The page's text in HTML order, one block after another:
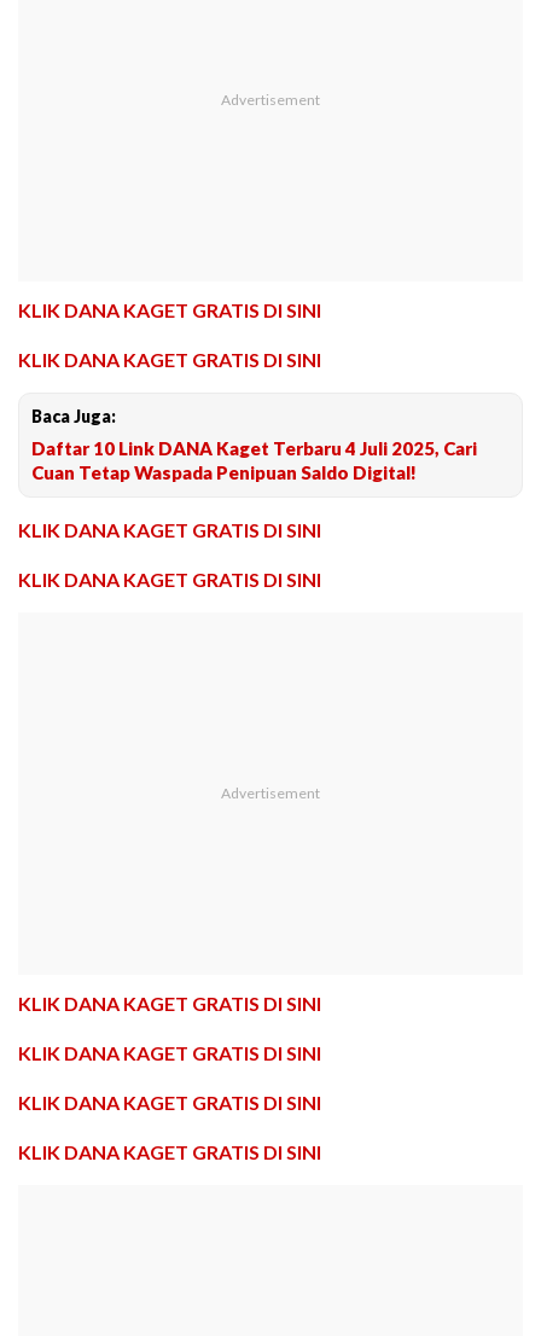
KLIK DANA KAGET GRATIS DI SINI
KLIK DANA KAGET GRATIS DI SINI
Baca Juga:
Daftar 10 Link DANA Kaget Terbaru 4 Juli 2025, Cari
Cuan Tetap Waspada Penipuan Saldo Digital!
KLIK DANA KAGET GRATIS DI SINI
KLIK DANA KAGET GRATIS DI SINI
KLIK DANA KAGET GRATIS DI SINI
KLIK DANA KAGET GRATIS DI SINI
KLIK DANA KAGET GRATIS DI SINI
KLIK DANA KAGET GRATIS DI SINI